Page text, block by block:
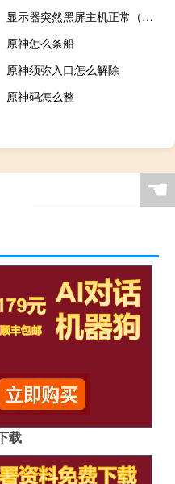
显示器突然黑屏主机正常（显示器突然黑屏马上又好）
原神怎么条船
原神须弥入口怎么解除
原神码怎么整
☚
载